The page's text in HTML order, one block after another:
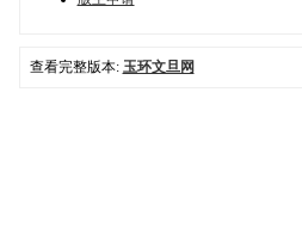
查看完整版本: 玉环文旦网